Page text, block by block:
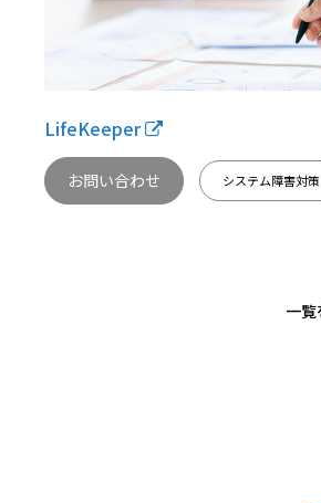
LifeKeeper
お問い合わせ システム障害対策
一覧